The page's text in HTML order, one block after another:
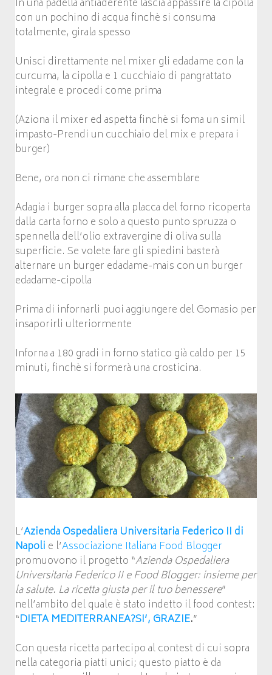
In una padella antiaderente lascia appassire la cipolla
con un pochino di acqua finchè si consuma
totalmente, girala spesso
Unisci direttamente nel mixer gli edadame con la
curcuma, la cipolla e 1 cucchiaio di pangrattato
integrale e procedi come prima
(Aziona il mixer ed aspetta finchè si foma un simil
impasto-Prendi un cucchiaio del mix e prepara i
burger)
Bene, ora non ci rimane che assemblare
Adagia i burger sopra alla placca del forno ricoperta
dalla carta forno e solo a questo punto spruzza o
spennella dell’olio extravergine di oliva sulla
superficie. Se volete fare gli spiedini basterà
alternare un burger edadame-mais con un burger
edadame-cipolla
Prima di infornarli puoi aggiungere del Gomasio per
insaporirli ulteriormente
Inforna a 180 gradi in forno statico già caldo per 15
minuti, finchè si formerà una crosticina.
L’Azienda Ospedaliera Universitaria Federico II di
Napoli e l’Associazione Italiana Food Blogger
promuovono il progetto “Azienda Ospedaliera
Universitaria Federico II e Food Blogger: insieme per
la salute. La ricetta giusta per il tuo benessere”
nell’ambito del quale è stato indetto il food contest:
“DIETA MEDITERRANEA?SI’, GRAZIE.”
Con questa ricetta partecipo al contest di cui sopra
nella categoria piatti unici; questo piatto è da